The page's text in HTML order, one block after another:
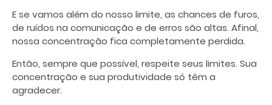
E se vamos além do nosso limite, as chances de furos,
de ruídos na comunicação e de erros são altas. Afinal,
nossa concentração fica completamente perdida.
Então, sempre que possível, respeite seus limites. Sua
concentração e sua produtividade só têm a
agradecer.